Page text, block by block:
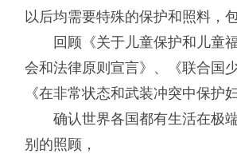
以后均需要特殊的保护和照料，
回顾《关于儿童保护和儿童福
会和法律原则宣言》、《联合国
《在非常状态和武装冲突中保护
确认世界各国都有生活在极端
别的照顾，